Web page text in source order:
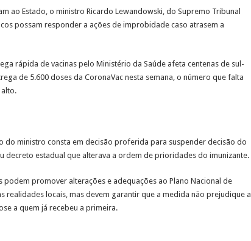
ao Estado, o ministro Ricardo Lewandowski, do Supremo Tribunal
possam responder a ações de improbidade caso atrasem a
rápida de vacinas pelo Ministério da Saúde afeta centenas de sul-
de 5.600 doses da CoronaVac nesta semana, o número que falta
alto.
do ministro consta em decisão proferida para suspender decisão do
decreto estadual que alterava a ordem de prioridades do imunizante.
podem promover alterações e adequações ao Plano Nacional de
realidades locais, mas devem garantir que a medida não prejudique a
a quem já recebeu a primeira.